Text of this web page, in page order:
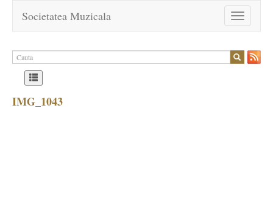
Toggle
navigation
Societatea Muzicala
IMG_1043